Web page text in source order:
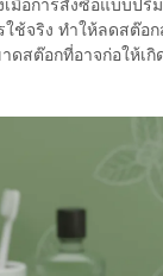
มื่อการสั่งซื้อแบบป
ช้จริง ทำให้ลดสต๊อ
ดสต๊อกที่อาจก่อให้เ